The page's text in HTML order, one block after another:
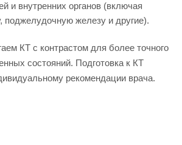
и внутренних органов (включая
поджелудочную железу и другие).
КТ с контрастом для более точного
состояний. Подготовка к КТ
рекомендации врача.